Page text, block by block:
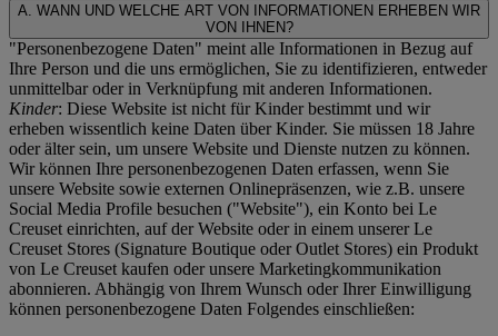
A. WANN UND WELCHE ART VON INFORMATIONEN ERHEBEN WIR
VON IHNEN?
"Personenbezogene Daten" meint alle Informationen in Bezug auf
Ihre Person und die uns ermöglichen, Sie zu identifizieren, entweder
unmittelbar oder in Verknüpfung mit anderen Informationen.
Kinder: Diese Website ist nicht für Kinder bestimmt und wir
erheben wissentlich keine Daten über Kinder. Sie müssen 18 Jahre
oder älter sein, um unsere Website und Dienste nutzen zu können.
Wir können Ihre personenbezogenen Daten erfassen, wenn Sie
unsere Website sowie externen Onlinepräsenzen, wie z.B. unsere
Social Media Profile besuchen ("Website"), ein Konto bei Le
Creuset einrichten, auf der Website oder in einem unserer Le
Creuset Stores (Signature Boutique oder Outlet Stores) ein Produkt
von Le Creuset kaufen oder unsere Marketingkommunikation
abonnieren. Abhängig von Ihrem Wunsch oder Ihrer Einwilligung
können personenbezogene Daten Folgendes einschließen: